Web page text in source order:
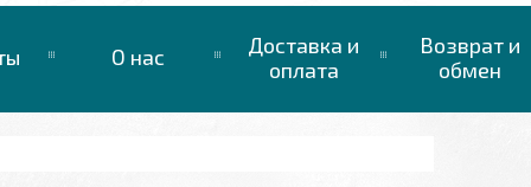
О нас
Доставка и
оплата
Возврат и
обмен